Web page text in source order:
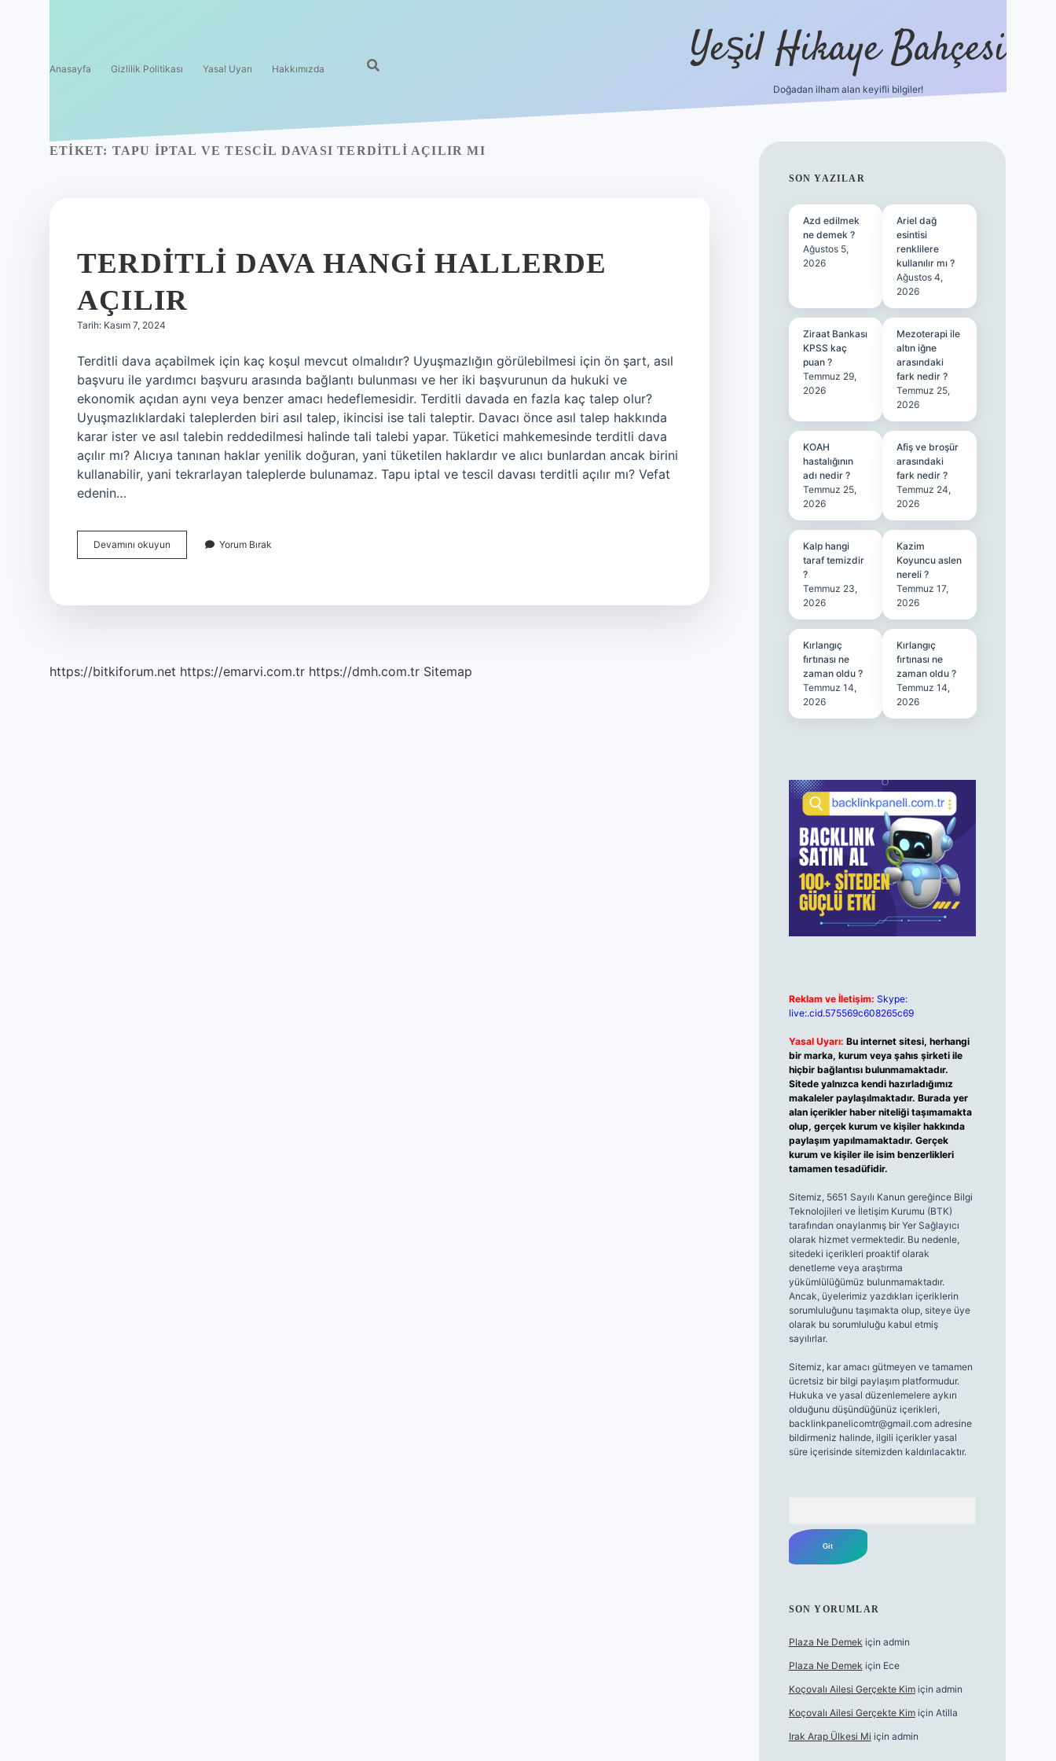
Anasayfa Gizlilik Politikası Yasal Uyarı Hakkımızda Yeşil Hikaye Bahçesi
Doğadan ilham alan keyifli bilgiler!
ETIKET: TAPU IPTAL VE TESCIL DAVASI TERDITLI AÇILIR MI
TERDITLI DAVA HANGI HALLERDE
AÇILIR
Tarih: Kasım 7, 2024
Terditli dava açabilmek için kaç koşul mevcut olmalıdır? Uyuşmazlığın görülebilmesi için ön şart, asıl
başvuru ile yardımcı başvuru arasında bağlantı bulunması ve her iki başvurunun da hukuki ve
ekonomik açıdan aynı veya benzer amacı hedeflemesidir. Terditli davada en fazla kaç talep olur?
Uyuşmazlıklardaki taleplerden biri asıl talep, ikincisi ise tali taleptir. Davacı önce asıl talep hakkında
karar ister ve asıl talebin reddedilmesi halinde tali talebi yapar. Tüketici mahkemesinde terditli dava
açılır mı? Alıcıya tanınan haklar yenilik doğuran, yani tüketilen haklardır ve alıcı bunlardan ancak birini
kullanabilir, yani tekrarlayan taleplerde bulunamaz. Tapu iptal ve tescil davası terditli açılır mı? Vefat
edenin…
Devamını okuyun
Dava
Yorum Bırak
https://bitkiforum.net https://emarvi.com.tr https://dmh.com.tr Sitemap
SIDEBAR
SON YAZILAR
Azd edilmek
ne demek ?
Ağustos 5,
2026
Ariel dağ
esintisi
renklilere
kullanılır mı ?
Ağustos 4,
2026
Ziraat Bankası
KPSS kaç
puan ?
Temmuz 29,
2026
Mezoterapi ile
altın iğne
arasındaki
fark nedir ?
Temmuz 25,
2026
KOAH
hastalığının
adı nedir ?
Temmuz 25,
2026
Afiş ve broşür
arasındaki
fark nedir ?
Temmuz 24,
2026
Kalp hangi
taraf temizdir
?
Temmuz 23,
2026
Kazim
Koyuncu aslen
nereli ?
Temmuz 17,
2026
Kırlangıç
fırtınası ne
zaman oldu ?
Temmuz 14,
2026
Kırlangıç
fırtınası ne
zaman oldu ?
Temmuz 14,
2026
Reklam ve İletişim: Skype:
live:.cid.575569c608265c69
Yasal Uyarı: Bu internet sitesi, herhangi
bir marka, kurum veya şahıs şirketi ile
hiçbir bağlantısı bulunmamaktadır.
Sitede yalnızca kendi hazırladığımız
makaleler paylaşılmaktadır. Burada yer
alan içerikler haber niteliği taşımamakta
olup, gerçek kurum ve kişiler hakkında
paylaşım yapılmamaktadır. Gerçek
kurum ve kişiler ile isim benzerlikleri
tamamen tesadüfidir.
Sitemiz, 5651 Sayılı Kanun gereğince Bilgi
Teknolojileri ve İletişim Kurumu (BTK)
tarafından onaylanmış bir Yer Sağlayıcı
olarak hizmet vermektedir. Bu nedenle,
sitedeki içerikleri proaktif olarak
denetleme veya araştırma
yükümlülüğümüz bulunmamaktadır.
Ancak, üyelerimiz yazdıkları içeriklerin
sorumluluğunu taşımakta olup, siteye üye
olarak bu sorumluluğu kabul etmiş
sayılırlar.
Sitemiz, kar amacı gütmeyen ve tamamen
ücretsiz bir bilgi paylaşım platformudur.
Hukuka ve yasal düzenlemelere aykırı
olduğunu düşündüğünüz içerikleri,
backlinkpanelicomtr@gmail.comadresine
bildirmeniz halinde, ilgili içerikler yasal
süre içerisinde sitemizden kaldırılacaktır.
SON YORUMLAR
Plaza Ne Demek için admin
Plaza Ne Demek için Ece
Koçovalı Ailesi Gerçekte Kimiçin admin
Koçovalı Ailesi Gerçekte Kimiçin Atilla
Irak Arap Ülkesi Mi için admin
ilbet güncel giriş adresi